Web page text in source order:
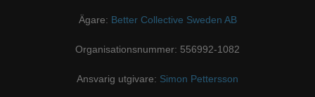
Ägare: Better Collective Sweden AB
Organisationsnummer: 556992-1082
Ansvarig utgivare: Simon Pettersson